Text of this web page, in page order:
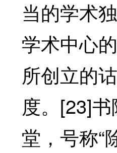
当的学术
学术中心
所创立的
度。[23]
堂，号称